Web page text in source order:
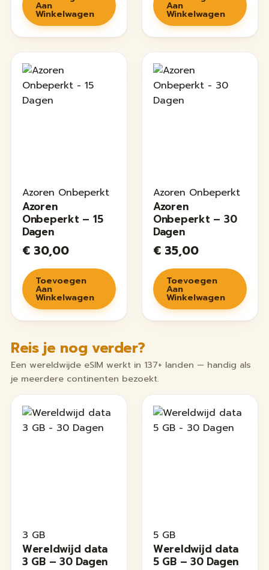
Aan
Winkelwagen
Aan
Winkelwagen
Azoren Onbeperkt
Azoren
Onbeperkt – 15
Dagen
€ 30,00
Toevoegen
Aan
Winkelwagen
Azoren Onbeperkt
Azoren
Onbeperkt – 30
Dagen
€ 35,00
Toevoegen
Aan
Winkelwagen
Reis je nog verder?
Een wereldwijde eSIM werkt in 137+ landen — handig als
je meerdere continenten bezoekt.
3 GB
Wereldwijd data
3 GB – 30 Dagen
5 GB
Wereldwijd data
5 GB – 30 Dagen